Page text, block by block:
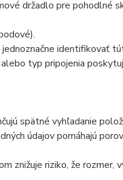
držadlo pre pohodlné
identifikovať
typ pripojenia
spätné vyhľadanie
údajov pomáhajú
znižuje riziko, že rozmer,